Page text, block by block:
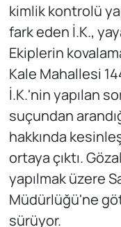
kimlik kontrolü
fark eden İ.K.,
Ekiplerin
Kale Mahallesi
İ.K.'nin yapılan
suçundan
hakkında
ortaya çıktı.
yapılmak üzere
Müdürlüğü'ne
sürüyor.